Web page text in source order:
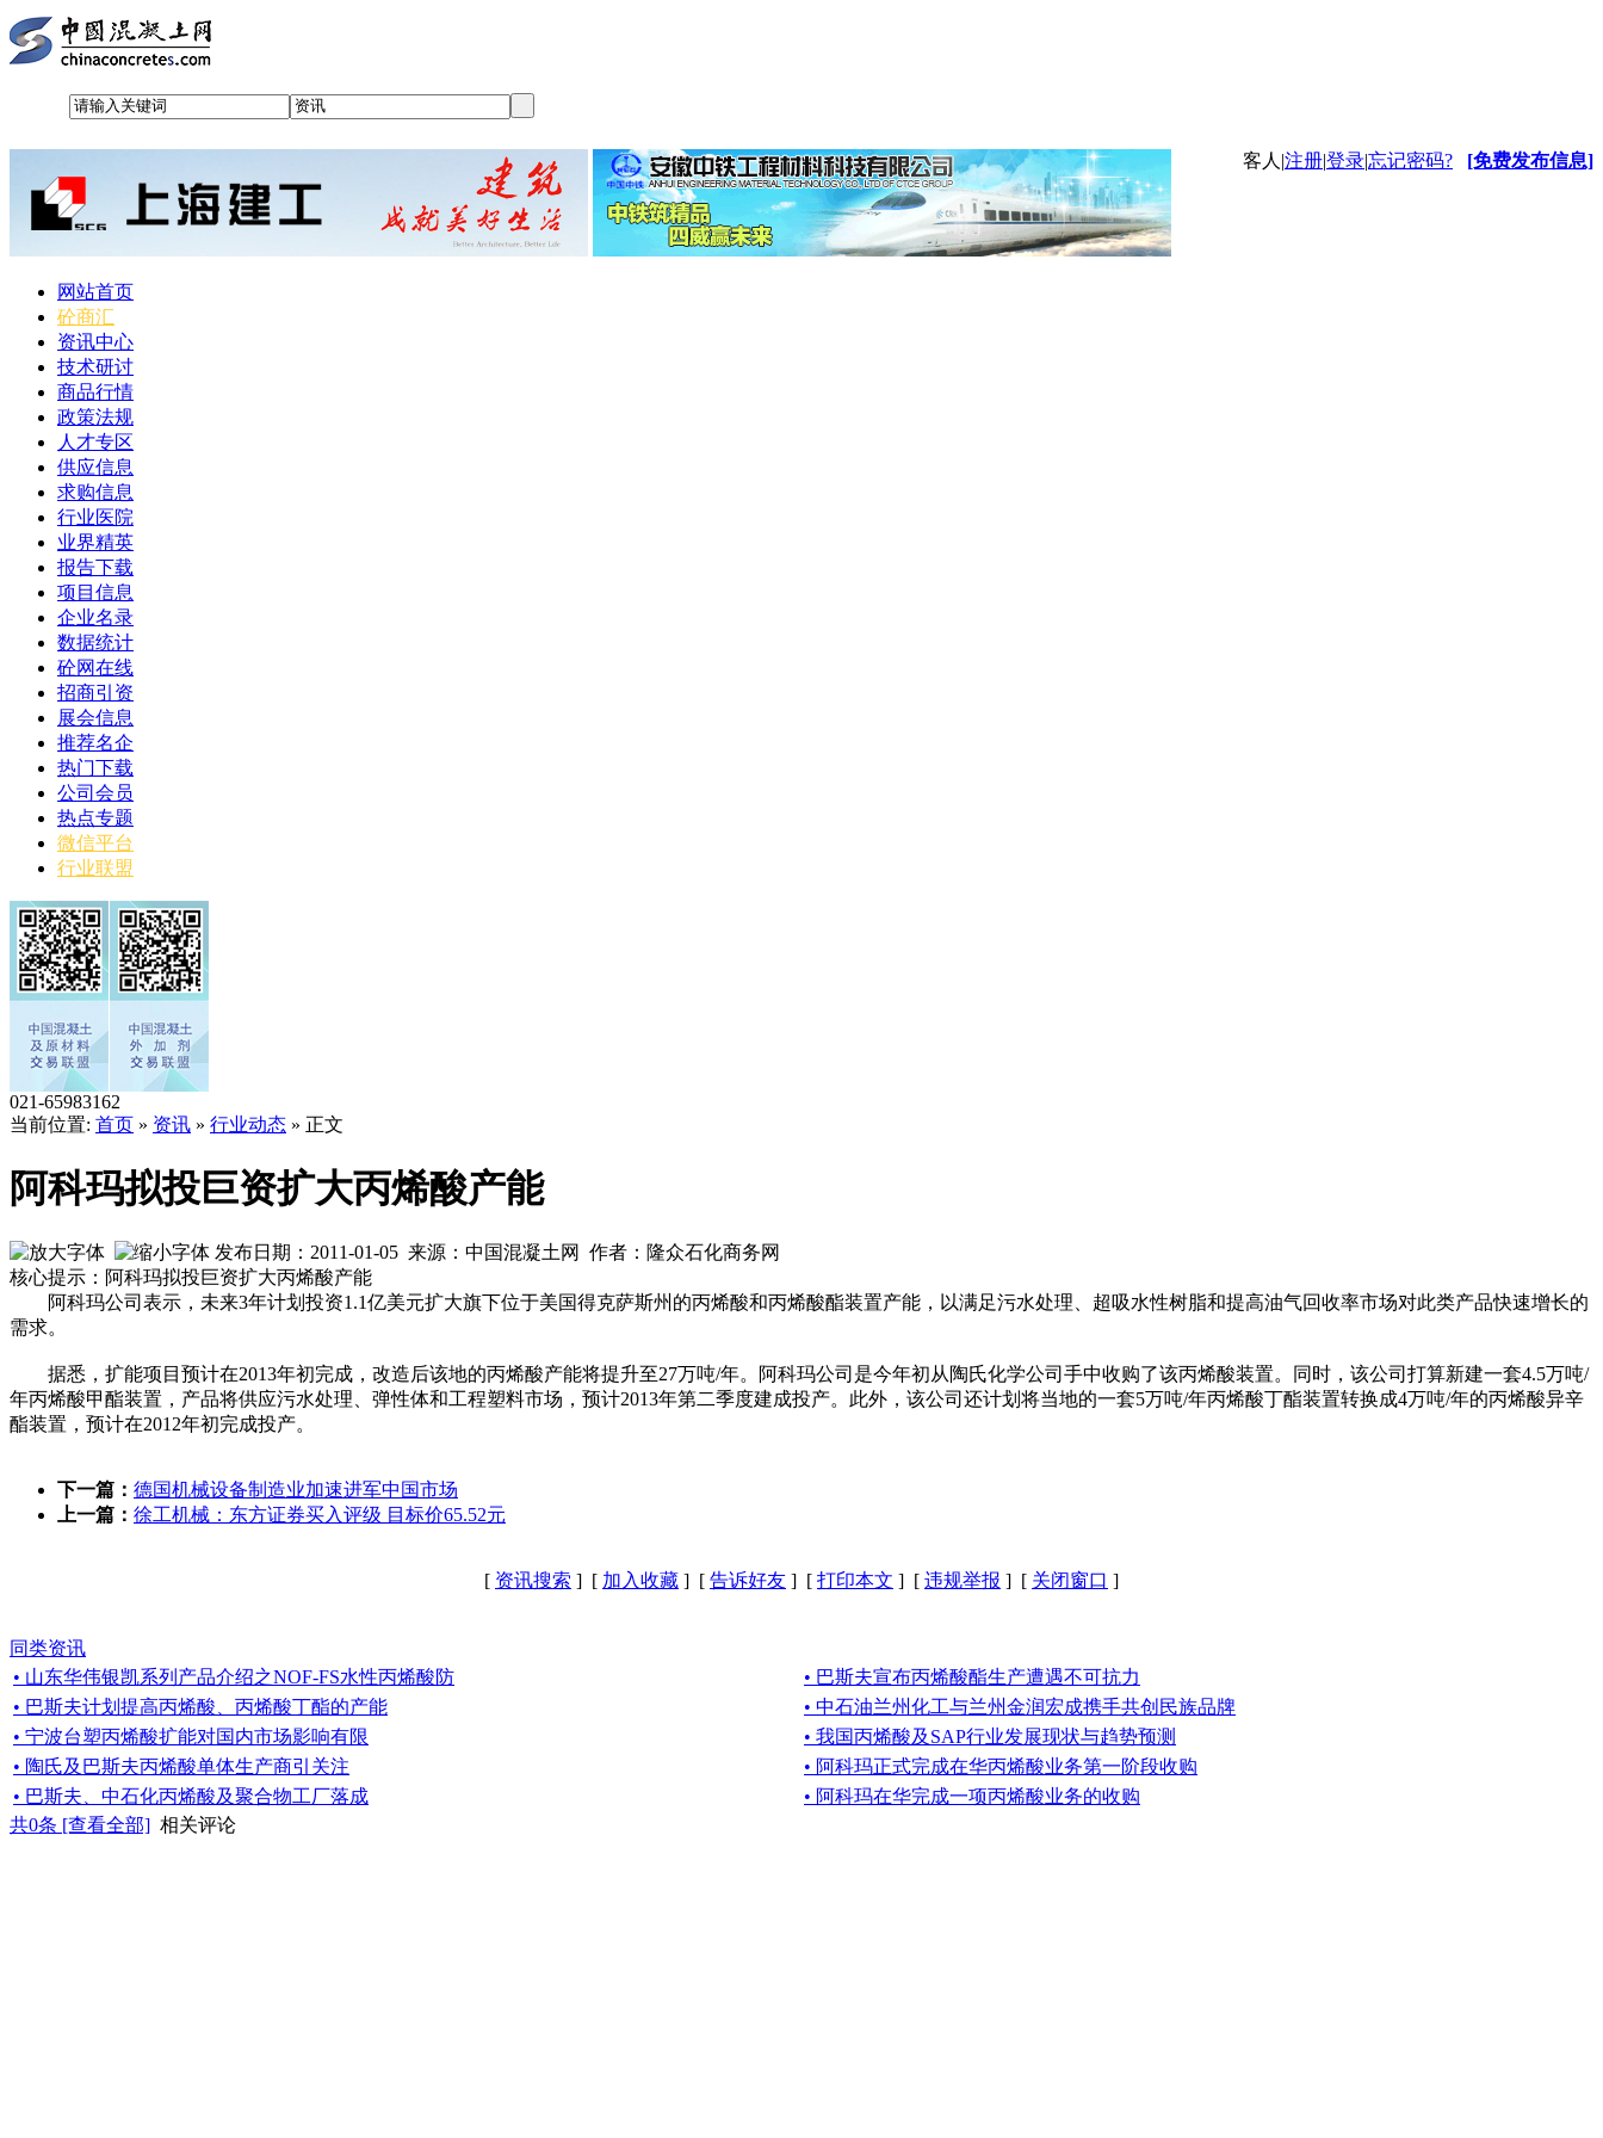
客人 |注册|登录|忘记密码? [免费发布信息]
网站首页
砼商汇
资讯中心
技术研讨
商品行情
政策法规
人才专区
供应信息
求购信息
行业医院
业界精英
报告下载
项目信息
企业名录
数据统计
砼网在线
招商引资
展会信息
推荐名企
热门下载
公司会员
热点专题
微信平台
行业联盟
021-65983162
当前位置: 首页 » 资讯 » 行业动态 » 正文
阿科玛拟投巨资扩大丙烯酸产能
发布日期：2011-01-05 来源：中国混凝土网 作者：隆众石化商务网
核心提示：阿科玛拟投巨资扩大丙烯酸产能
阿科玛公司表示，未来3年计划投资1.1亿美元扩大旗下位于美国得克萨斯州的丙烯酸和丙烯酸酯装置产能，以满足污水处理、超吸水性树脂和提高油气回收率市场对此类产品快速增长的
需求。
据悉，扩能项目预计在2013年初完成，改造后该地的丙烯酸产能将提升至27万吨/年。阿科玛公司是今年初从陶氏化学公司手中收购了该丙烯酸装置。同时，该公司打算新建一套4.5万吨/
年丙烯酸甲酯装置，产品将供应污水处理、弹性体和工程塑料市场，预计2013年第二季度建成投产。此外，该公司还计划将当地的一套5万吨/年丙烯酸丁酯装置转换成4万吨/年的丙烯酸异辛
酯装置，预计在2012年初完成投产。
下一篇： 德国机械设备制造业加速进军中国市场
上一篇： 徐工机械：东方证券买入评级 目标价65.52元
[ 资讯搜索 ] [ 加入收藏 ] [ 告诉好友 ] [ 打印本文 ] [ 违规举报 ] [ 关闭窗口 ]
同类资讯
• 山东华伟银凯系列产品介绍之NOF-FS水性丙烯酸防
• 巴斯夫宣布丙烯酸酯生产遭遇不可抗力
• 巴斯夫计划提高丙烯酸、丙烯酸丁酯的产能
• 中石油兰州化工与兰州金润宏成携手共创民族品牌
• 宁波台塑丙烯酸扩能对国内市场影响有限
• 我国丙烯酸及SAP行业发展现状与趋势预测
• 陶氏及巴斯夫丙烯酸单体生产商引关注
• 阿科玛正式完成在华丙烯酸业务第一阶段收购
• 巴斯夫、中石化丙烯酸及聚合物工厂落成
• 阿科玛在华完成一项丙烯酸业务的收购
共0条 [查看全部] 相关评论